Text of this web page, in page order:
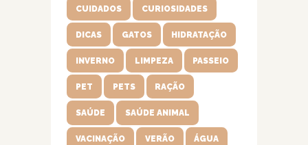
CUIDADOS CURIOSIDADES
DICAS GATOS HIDRATAÇÃO
INVERNO LIMPEZA PASSEIO
PET PETS RAÇÃO
SAÚDE SAÚDE ANIMAL
VACINAÇÃO VERÃO ÁGUA